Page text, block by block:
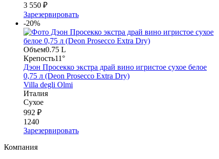
3 550 ₽
Зарезервировать
-20%
Объем0.75 L
Крепость11°
Дэон Просекко экстра драй вино игристое сухое белое
0,75 л (Deon Prosecco Extra Dry)
Villa degli Olmi
Италия
Сухое
992 ₽
1240
Зарезервировать
Компания